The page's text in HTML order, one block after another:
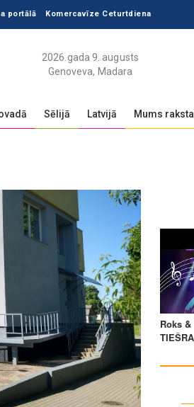
portālā Komercavīze Ceturtdiena
2026.gada 9. augusts
Genoveva, Madara
Sēlijā Latvijā Mums raksta